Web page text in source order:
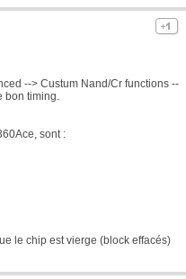
--> Custum Nand/Cr functions --
bon timing.
sont :
le chip est vierge (block effacés)